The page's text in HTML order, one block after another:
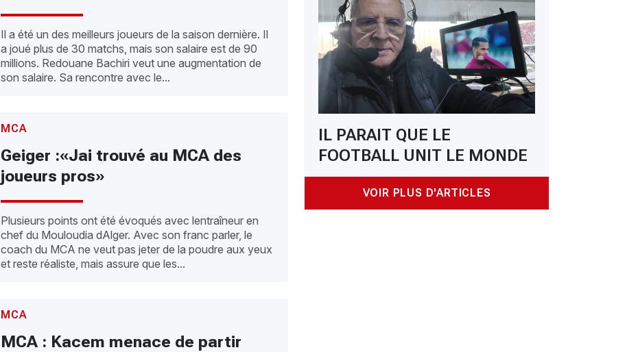
IL PARAIT QUE LE
FOOTBALL UNIT LE MONDE
VOIR PLUS D'ARTICLES
Il a été un des meilleurs joueurs de la saison dernière. Il
a joué plus de 30 matchs, mais son salaire est de 90
millions. Redouane Bachiri veut une augmentation de
son salaire. Sa rencontre avec le...
MCA
Geiger :«Jai trouvé au MCA des
joueurs pros»
Plusieurs points ont été évoqués avec lentraîneur en
chef du Mouloudia dAlger. Avec son franc parler, le
coach du MCA ne veut pas jeter de la poudre aux yeux
et reste réaliste, mais assure que les...
MCA
MCA : Kacem menace de partir